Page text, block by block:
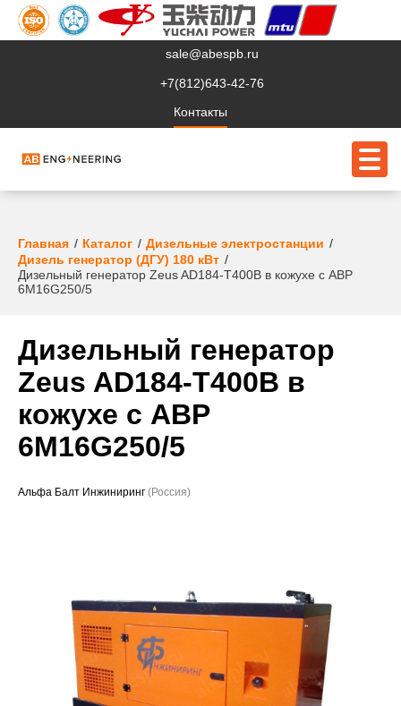
sale@abespb.ru
+7(812)643-42-76
Контакты
О компании
Клиентам
Сервис
Судовое ЭО
Проекты
Главная Каталог
Дизельные электростанции
Дизель генератор (ДГУ) 180 кВт
Дизельный генератор Zeus AD184-T400B в кожухе с АВР
6M16G250/5
Дизельный генератор
Zeus AD184-T400B в
кожухе с АВР
6M16G250/5
Альфа Балт Инжиниринг (Россия)